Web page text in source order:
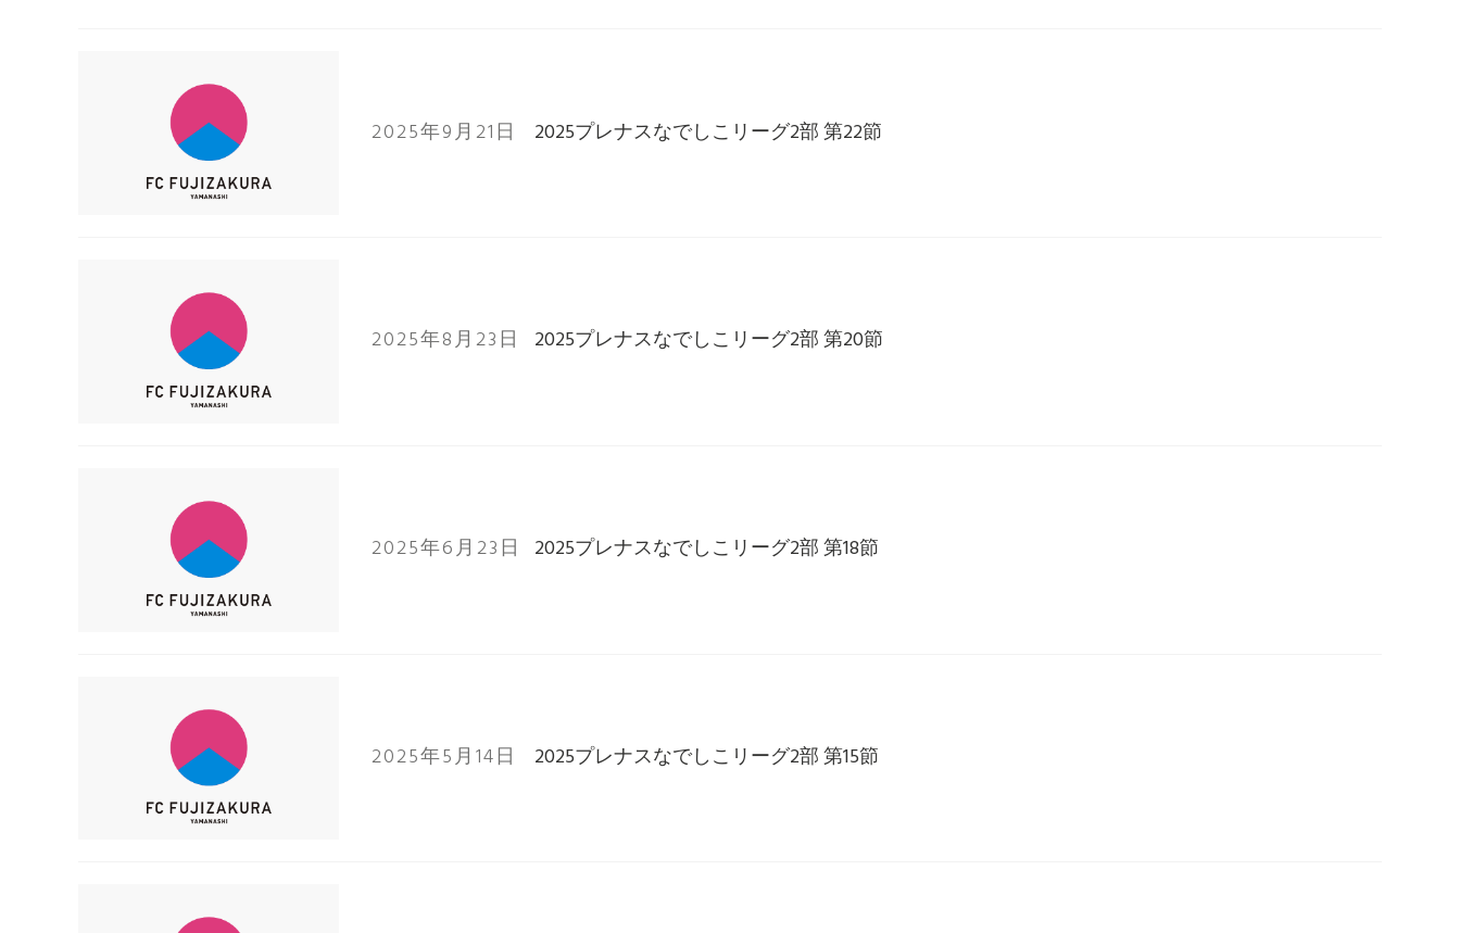
2025年9月21日 2025プレナスなでしこリーグ2部 第22節
2025年8月23日 2025プレナスなでしこリーグ2部 第20節
2025年6月23日 2025プレナスなでしこリーグ2部 第18節
2025年5月14日 2025プレナスなでしこリーグ2部 第15節